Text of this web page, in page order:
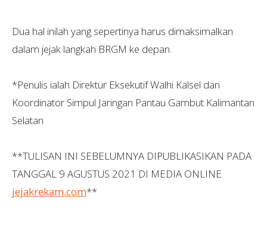
Dua hal inilah yang sepertinya harus dimaksimalkan
dalam jejak langkah BRGM ke depan.
*Penulis ialah Direktur Eksekutif Walhi Kalsel dan
Koordinator Simpul Jaringan Pantau Gambut Kalimantan
Selatan
**TULISAN INI SEBELUMNYA DIPUBLIKASIKAN PADA
TANGGAL 9 AGUSTUS 2021 DI MEDIA ONLINE
jejakrekam.com**